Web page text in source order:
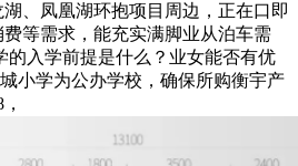
、凤凰湖环抱项目周边，正在口即
等需求，能充实满脚业从泊车需
的入学前提是什么？业女能否有优
小学为公办学校，确保所购衡宇产